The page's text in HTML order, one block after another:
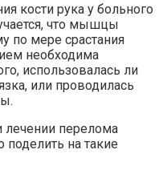
кости рука у больного
что мышцы
по мере срастания
необходима
использовалась ли
или проводилась
лечении перелома
на такие